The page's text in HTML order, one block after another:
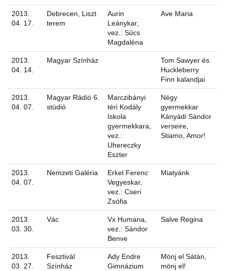
2013.
04. 17.
Debrecen, Liszt
terem
Aurin
Leánykar,
vez.: Sűcs
Magdaléna
Ave Maria
2013.
04. 14.
Magyar Színház
Tom Sawyer és
Huckleberry
Finn kalandjai
2013.
04. 07.
Magyar Rádió 6.
stúdió
Marczibányi
téri Kodály
Iskola
gyermekkara,
vez.:
Uhereczky
Eszter
Négy
gyermekkar
Kányádi Sándor
verseire,
Stiamo, Amor!
2013.
04. 07.
Nemzeti Galéria
Erkel Ferenc
Vegyeskar,
vez.: Cseri
Zsófia
Miatyánk
2013.
03. 30.
Vác
Vx Humana,
vez.: Sándor
Benve
Salve Regina
2013.
03. 27.
Fesztivál
Színház
Ady Endre
Gimnázium
Mönj el Sátán,
mönj el!